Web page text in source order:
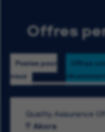
Offres
Postes pour
vous
Offres
récemment
Quality Assurance
Akora